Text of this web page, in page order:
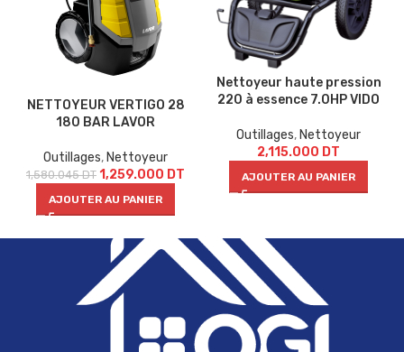
NETTOYEUR VERTIGO 28
180 BAR LAVOR
Outillages, Nettoyeur
1,580.045DT 1,259.000 DT
AJOUTER AU PANIER
Nettoyeur haute pression
220 à essence 7.0HP VIDO
Outillages, Nettoyeur
2,115.000 DT
AJOUTER AU PANIER